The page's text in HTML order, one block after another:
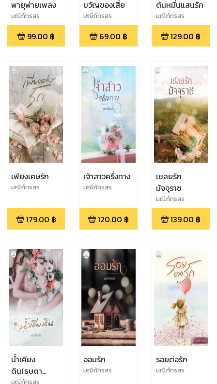
พายุพ่ายเพลง
มณีภัทรสร
99.00 ฿
ขวัญของเสี่ย
มณีภัทรสร
69.00 ฿
ต้นหมื่นแสนรัก
มณีภัทรสร
129.00 ฿
เพียงเศษรัก
มณีภัทรสร
179.00 ฿
เจ้าสาวครึ่งทาง
มณีภัทรสร
120.00 ฿
เชลยรัก
มัจจุราช
มณีภัทรสร
139.00 ฿
น้ำเคียง
ดิน(ธษดา
มณีภัทรสร
ออมรัก
มณีภัทรสร
รอยต่อรัก
มณีภัทรสร